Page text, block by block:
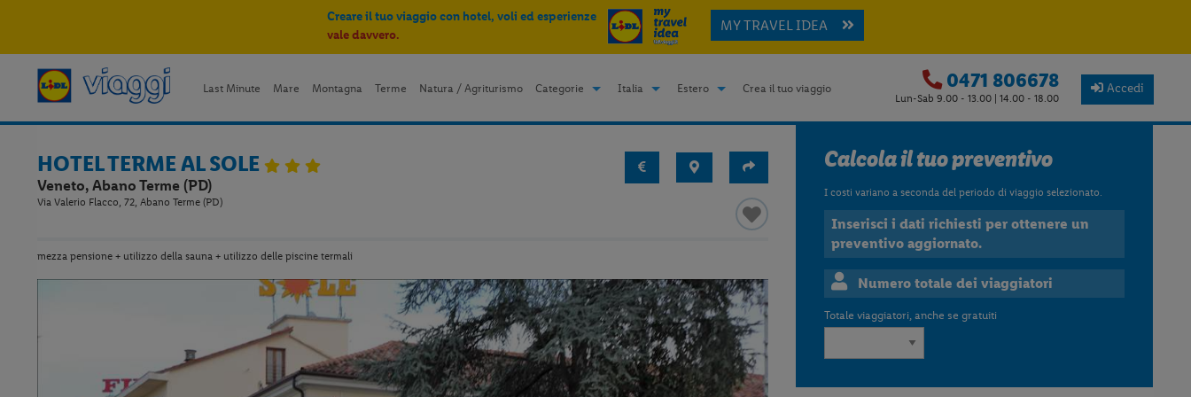
Creare il tuo viaggio con hotel, voli ed esperienze
vale davvero.
MY TRAVEL IDEA
Last Minute Mare Montagna Terme Natura / Agriturismo Categorie Italia Estero Crea il tuo viaggio 0471 806678
Lun-Sab 9.00 - 13.00 | 14.00 - 18.00
Accedi
HOTEL TERME AL SOLE
Veneto, Abano Terme (PD)
Via Valerio Flacco, 72, Abano Terme (PD)
mezza pensione + utilizzo della sauna + utilizzo delle piscine termali
Calcola il tuo preventivo
I costi variano a seconda del periodo di viaggio selezionato.
Inserisci i dati richiesti per ottenere un
preventivo aggiornato.
Numero totale dei viaggiatori
Totale viaggiatori, anche se gratuiti